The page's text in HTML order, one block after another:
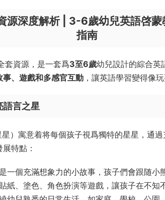
深度解析 | 3-6歲幼兒英語啓蒙
指南
套資源，是一套爲3至6歲幼兒設計的綜合英
事、遊戲和多感官互動 ，讓英語學習變得像
語言之星
）寓意着将每個孩子視爲獨特的星星，通
特點：
一個充滿想象力的小故事，孩子們會跟随
紙、塗色、角色扮演等遊戲，讓孩子在不知